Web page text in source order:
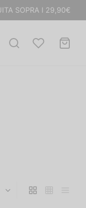
SOPRA I 29,90€